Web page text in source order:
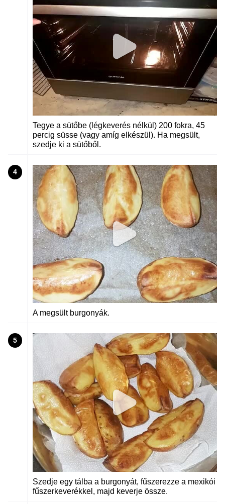
Tegye a sütőbe (légkeverés nélkül) 200 fokra, 45
percig süsse (vagy amíg elkészül). Ha megsült,
szedje ki a sütőből.
4
A megsült burgonyák.
5
Szedje egy tálba a burgonyát, fűszerezze a mexikói
fűszerkeverékkel, majd keverje össze.